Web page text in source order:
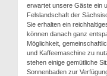
erwartet unsere Gäste ein
Felslandschaft der
Sie erhalten ein
können danach ganz
Möglichkeit,
und Kaffeemaschine zu
stehen einige gemütliche
Sonnenbaden zur